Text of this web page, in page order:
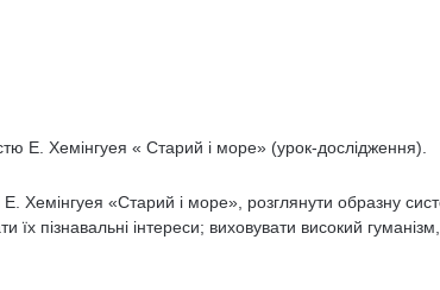
Е. Хемінгуея « Старий і море» (урок-дослідження).
Е. Хемінгуея «Старий і море», розглянути образну
їх пізнавальні інтереси; виховувати високий гуманізм,